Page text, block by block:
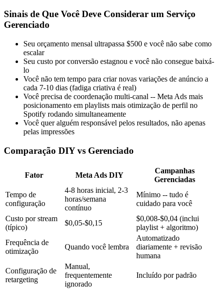
Sinais de Que Você Deve Considerar um Serviço
Gerenciado
Seu orçamento mensal ultrapassa $500 e você não sabe como
escalar
Seu custo por conversão estagnou e você não consegue baixá-
lo
Você não tem tempo para criar novas variações de anúncio a
cada 7-10 dias (fadiga criativa é real)
Você precisa de coordenação multi-canal -- Meta Ads mais
posicionamento em playlists mais otimização de perfil no
Spotify rodando simultaneamente
Você quer alguém responsável pelos resultados, não apenas
pelas impressões
Comparação DIY vs Gerenciado
Fator Meta Ads DIY
Campanhas
Gerenciadas
Tempo de
configuração
4-8 horas inicial, 2-3
horas/semana
contínuo
Mínimo -- tudo é
cuidado para você
Custo por stream
(típico)
$0,05-$0,15
$0,008-$0,04 (inclui
playlist + algoritmo)
Frequência de
otimização
Quando você lembra
Automatizado
diariamente + revisão
humana
Configuração de
retargeting
Manual,
frequentemente
ignorado
Incluído por padrão